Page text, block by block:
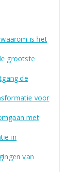
is het
grootste
de
voor
met
in
van